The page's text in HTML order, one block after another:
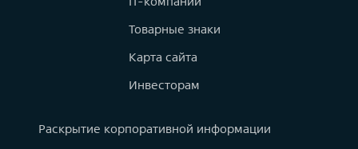
Товарные знаки
Карта сайта
Инвесторам
Раскрытие корпоративной информации